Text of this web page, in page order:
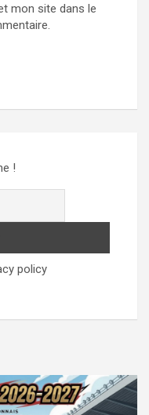
mon site dans le
!
policy